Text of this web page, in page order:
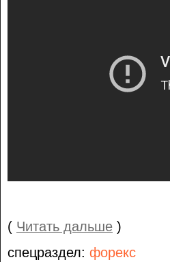
( Читать дальше )
спецраздел: форекс